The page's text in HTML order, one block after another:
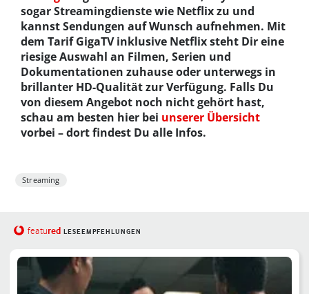
sogar Streamingdienste wie Netflix zu und
kannst Sendungen auf Wunsch aufnehmen. Mit
dem Tarif GigaTV inklusive Netflix steht Dir eine
riesige Auswahl an Filmen, Serien und
Dokumentationen zuhause oder unterwegs in
brillanter HD-Qualität zur Verfügung. Falls Du
von diesem Angebot noch nicht gehört hast,
schau am besten hier bei unserer Übersicht
vorbei – dort findest Du alle Infos.
Streaming
featured LESEEMPFEHLUNGEN